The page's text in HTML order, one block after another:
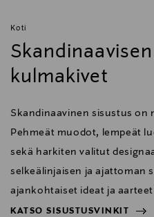
Koti
kulmakivet
Skandinaavinen sisustus on
Pehmeät muodot, lempeät
sekä harkiten valitut
selkeälinjaisen ja ajattoman
ajankohtaiset ideat ja
KATSO SISUSTUSVINKIT